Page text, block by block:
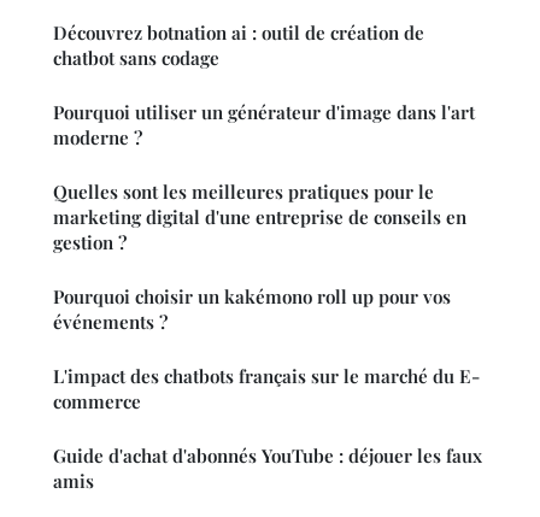
Découvrez botnation ai : outil de création de
chatbot sans codage
Pourquoi utiliser un générateur d'image dans l'art
moderne ?
Quelles sont les meilleures pratiques pour le
marketing digital d'une entreprise de conseils en
gestion ?
Pourquoi choisir un kakémono roll up pour vos
événements ?
L'impact des chatbots français sur le marché du E-
commerce
Guide d'achat d'abonnés YouTube : déjouer les faux
amis